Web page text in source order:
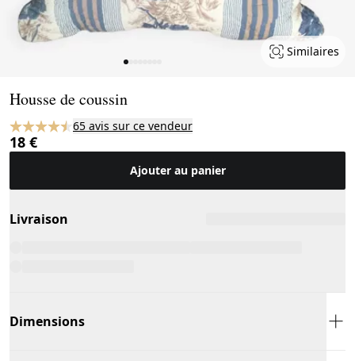
Similaires
Housse de coussin
65 avis sur ce vendeur
18 €
Ajouter au panier
Livraison
Dimensions